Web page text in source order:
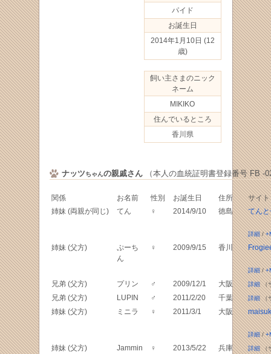
パイド
お誕生日
2014年1月10日 (12
歳)
飼い主さまのニック
ネーム
MIKIKO
住んでいるところ
香川県
ナッツちゃんの親戚さん（本人の血統証明書登録番号 FB -
関係 お名前 性別 お誕生日 住所
サイト
姉妹 (両親が同じ)
てん ♀ 2014/9/10 徳島 てんと
詳細/
姉妹 (父方)
ぷーち
ん
♀ 2009/9/15 香川
詳細/
兄弟 (父方) プリン ♂ 2009/12/1 大阪 詳細（
兄弟 (父方) LUPIN ♂ 2011/2/20 千葉 詳細（
姉妹 (父方) ミニラ ♀ 2011/3/1 大阪
詳細/
姉妹 (父方) Jammin ♀ 2013/5/22 兵庫 詳細（